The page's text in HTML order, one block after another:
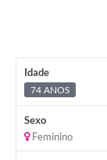
Idade
74 ANOS
Sexo
Feminino